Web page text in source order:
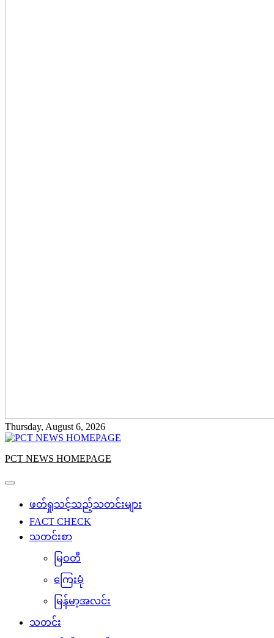
Thursday, August 6, 2026
PCT NEWS HOMEPAGE
ဖတ်ရှုသင့်သည့်သတင်းများ
FACT CHECK
သတင်းစာ
မြဝတီ
ကြေးမုံ
မြန်မာ့အလင်း
သတင်း